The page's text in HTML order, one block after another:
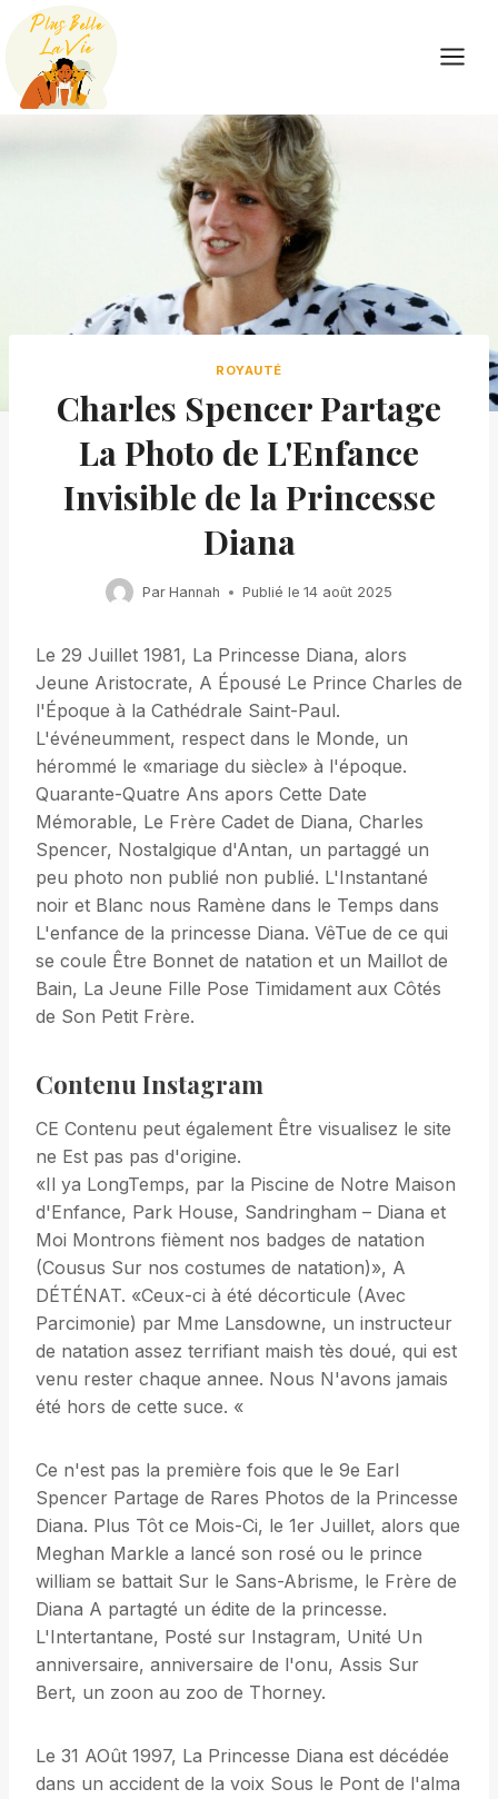
Skip
content
ROYAUTÉ
Charles Spencer Partage
La Photo de L'Enfance
Invisible de la Princesse
Diana
Par Hannah Publié le 14 août 2025
Le 29 Juillet 1981, La Princesse Diana, alors
Jeune Aristocrate, A Épousé Le Prince Charles de
l'Époque à la Cathédrale Saint-Paul.
L'événeumment, respect dans le Monde, un
hérommé le «mariage du siècle» à l'époque.
Quarante-Quatre Ans apors Cette Date
Mémorable, Le Frère Cadet de Diana, Charles
Spencer, Nostalgique d'Antan, un partaggé un
peu photo non publié non publié. L'Instantané
noir et Blanc nous Ramène dans le Temps dans
L'enfance de la princesse Diana. VêTue de ce qui
se coule Être Bonnet de natation et un Maillot de
Bain, La Jeune Fille Pose Timidament aux Côtés
de Son Petit Frère.
Contenu Instagram
CE Contenu peut également Être visualisez le site
ne Est pas pas d'origine.
«Il ya LongTemps, par la Piscine de Notre Maison
d'Enfance, Park House, Sandringham – Diana et
Moi Montrons fièment nos badges de natation
(Cousus Sur nos costumes de natation)», A
DÉTÉNAT. «Ceux-ci à été décorticule (Avec
Parcimonie) par Mme Lansdowne, un instructeur
de natation assez terrifiant maish tès doué, qui est
venu rester chaque annee. Nous N'avons jamais
été hors de cette suce. «
Ce n'est pas la première fois que le 9e Earl
Spencer Partage de Rares Photos de la Princesse
Diana. Plus Tôt ce Mois-Ci, le 1er Juillet, alors que
Meghan Markle a lancé son rosé ou le prince
william se battait Sur le Sans-Abrisme, le Frère de
Diana A partagté un édite de la princesse.
L'Intertantane, Posté sur Instagram, Unité Un
anniversaire, anniversaire de l'onu, Assis Sur
Bert, un zoon au zoo de Thorney.
Le 31 AOût 1997, La Princesse Diana est décédée
dans un accident de la voix Sous le Pont de l'alma